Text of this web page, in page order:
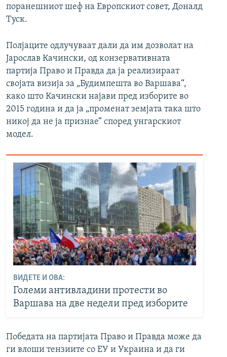
поранешниот шеф на Европскиот совет, Доналд
Туск.
Полјаците одлучуваат дали да им дозволат на
Јарослав Качински, од конзервативната
партија Право и Правда да ја реализираат
својата визија за „Будимпешта во Варшава“,
како што Качински најави пред изборите во
2015 година и да ја „променат земјата така што
никој да не ја признае“ според унгарскиот
модел.
ВИДЕТЕ И ОВА:
Големи антивладини протести во
Варшава на две недели пред изборите
Победата на партијата Право и Правда може да
ги влоши тензиите со ЕУ и Украина и да ги